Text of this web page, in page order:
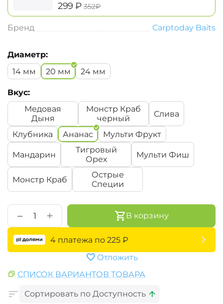
‍299‍ ₽ ‍352‍₽
Бренд Carptoday Baits
Диаметр:
14 мм
20 мм 24 мм
Вкус:
Медовая
Дыня
Монстр Краб
черный
Слива
Клубника Ананас Мульти Фрукт
Мандарин
Тигровый
Орех
Мульти Фиш
Монстр Краб
Острые
Специи
+
− В корзину
4 платежа по 225 ₽
Отложить
СПИСОК ВАРИАНТОВ ТОВАРА
Сортировать по Доступность